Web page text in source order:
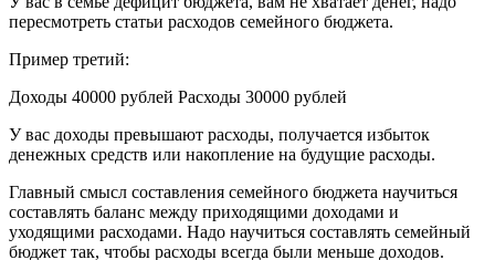
пересмотреть статьи расходов семейного бюджета.
Пример третий:
Доходы 40000 рублей Расходы 30000 рублей
У вас доходы превышают расходы, получается избыток
денежных средств или накопление на будущие расходы.
Главный смысл составления семейного бюджета научиться
составлять баланс между приходящими доходами и
уходящими расходами. Надо научиться составлять семейный
бюджет так, чтобы расходы всегда были меньше доходов.